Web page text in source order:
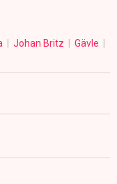
Johan Britz
Gävle